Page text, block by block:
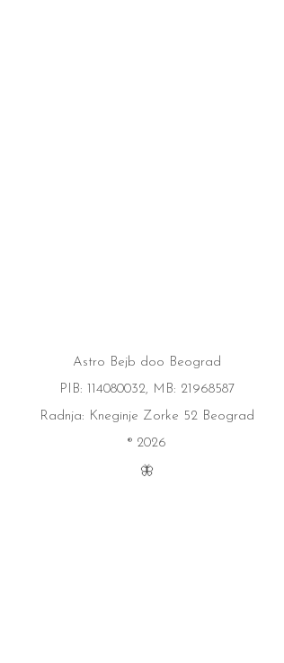
Astro Bejb doo Beograd
PIB: 114080032, MB: 21968587
Radnja: Kneginje Zorke 52 Beograd
® 2026
🦋